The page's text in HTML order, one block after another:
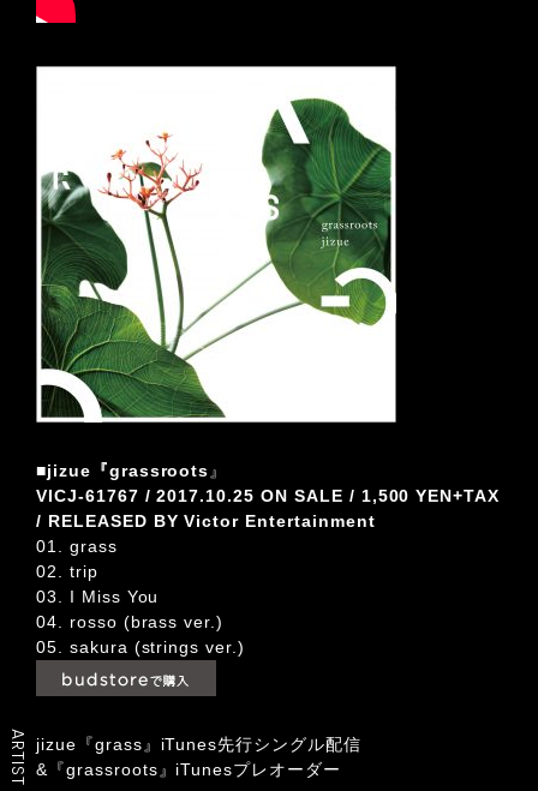
ARTIST
■jizue『grassroots 』
VICJ-61767 / 2017.10.25 ON SALE / 1,500 YEN+TAX
/ RELEASED BY Victor Entertainment
01. grass
02. trip
03. I Miss You
04. rosso (brass ver.)
05. sakura (strings ver.)
jizue『grass』iTunes先行シングル配信
&『grassroots』iTunesプレオーダー